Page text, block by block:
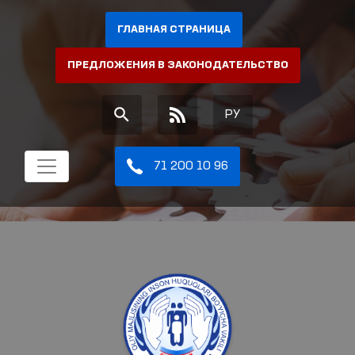
ГЛАВНАЯ СТРАНИЦА
ПРЕДЛОЖЕНИЯ В ЗАКОНОДАТЕЛЬСТВО
РУ
71 200 10 96